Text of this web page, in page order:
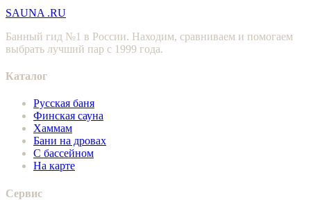
SAUNA .RU
Банный гид №1 в России. Находим, сравниваем и помогаем
выбрать лучший пар с 1999 года.
Каталог
Русская баня
Финская сауна
Хаммам
Бани на дровах
С бассейном
На карте
Сервис